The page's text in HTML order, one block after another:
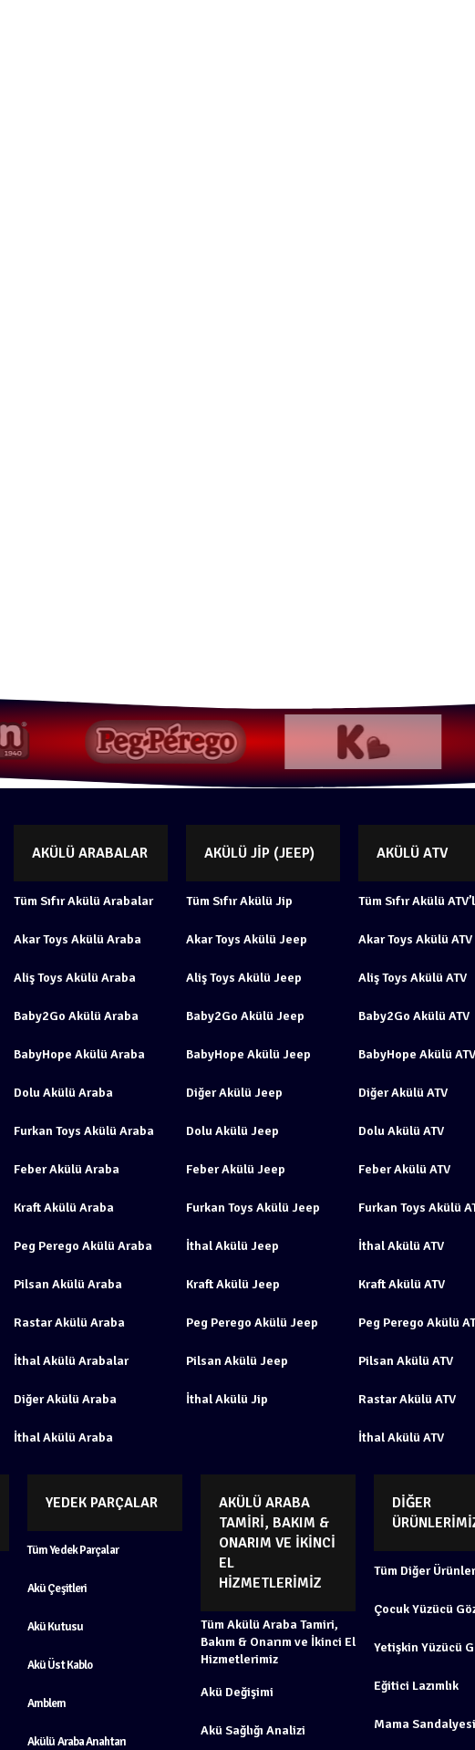
AKÜLÜ ARABALAR
Tüm Sıfır Akülü Arabalar
Akar Toys Akülü Araba
Aliş Toys Akülü Araba
Baby2Go Akülü Araba
BabyHope Akülü Araba
Dolu Akülü Araba
Furkan Toys Akülü Araba
Feber Akülü Araba
Kraft Akülü Araba
Peg Perego Akülü Araba
Pilsan Akülü Araba
Rastar Akülü Araba
İthal Akülü Arabalar
Diğer Akülü Araba
İthal Akülü Araba
AKÜLÜ JIP (JEEP)
Tüm Sıfır Akülü Jip
Akar Toys Akülü Jeep
Aliş Toys Akülü Jeep
Baby2Go Akülü Jeep
BabyHope Akülü Jeep
Diğer Akülü Jeep
Dolu Akülü Jeep
Feber Akülü Jeep
Furkan Toys Akülü Jeep
İthal Akülü Jeep
Kraft Akülü Jeep
Peg Perego Akülü Jeep
Pilsan Akülü Jeep
İthal Akülü Jip
AKÜLÜ ATV
Tüm Sıfır Akülü
Akar Toys Akülü ATV
Aliş Toys Akülü ATV
Baby2Go Akülü ATV
BabyHope Akülü ATV
Diğer Akülü ATV
Dolu Akülü ATV
Feber Akülü ATV
Furkan Toys Akülü
İthal Akülü ATV
Kraft Akülü ATV
Peg Perego Akülü
Pilsan Akülü ATV
Rastar Akülü ATV
İthal Akülü ATV
YEDEK PARÇALAR
Tüm Yedek Parçalar
Akü Çeşitleri
Akü Kutusu
Akü Üst Kablo
Amblem
Akülü Araba Anahtarı
AKÜLÜ ARABA
TAMIRI, BAKIM &
ONARIM VE İKINCI
EL
HIZMETLERIMIZ
Tüm Akülü Araba Tamiri,
Bakım & Onarım ve İkinci El
Hizmetlerimiz
Akü Değişimi
Akü Sağlığı Analizi
DIĞER
Tüm Diğer
Çocuk Yüzücü
Yetişkin Yüzücü
Eğitici Lazımlık
Mama Sandalyesi